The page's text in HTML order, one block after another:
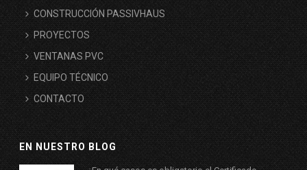
CONSTRUCCIÓN PASSIVHAUS
PROYECTOS
VENTANAS PVC
EQUIPO TÉCNICO
CONTACTO
EN NUESTRO BLOG